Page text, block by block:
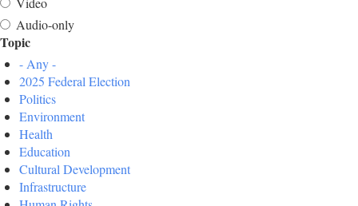
Audio-only
Topic
- Any -
2025 Federal Election
Politics
Environment
Health
Education
Cultural Development
Infrastructure